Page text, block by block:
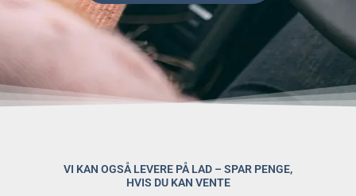
VI KAN OGSÅ LEVERE PÅ LAD – SPAR PENGE,
HVIS DU KAN VENTE